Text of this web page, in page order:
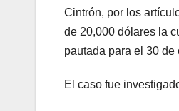
Cintrón, por los
de 20,000 dólares la
pautada para el 30
El caso fue